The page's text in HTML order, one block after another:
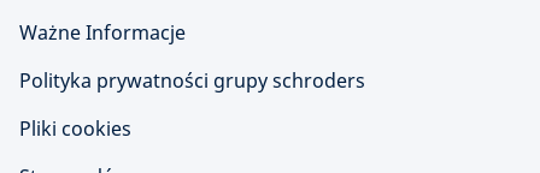
Ważne Informacje
Polityka prywatności grupy schroders
Pliki cookies